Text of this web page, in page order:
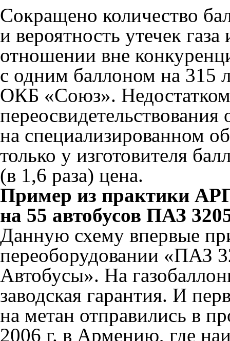
Сокращено количество
и вероятность утечек
отношении вне
с одним баллоном на 315
ОКБ «Союз». Недостатком
переосвидетельствования
на специализированном
только у изготовителя
(в 1,6 раза) цена.
Пример из практики
на 55 автобусов ПАЗ
Данную схему впервые
переоборудовании «ПАЗ
Автобусы». На
заводская гарантия. И
на метан отправились в
2006 г. в Армению, где